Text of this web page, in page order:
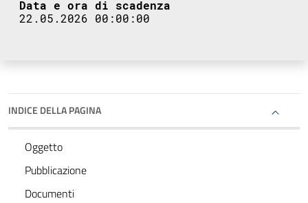
Data e ora di scadenza
22.05.2026 00:00:00
INDICE DELLA PAGINA
Oggetto
Pubblicazione
Documenti